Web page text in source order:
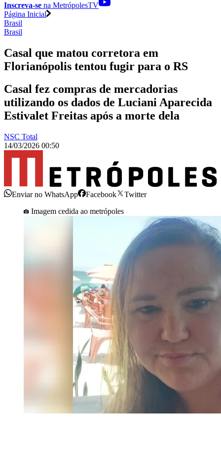
Inscreva-se na MetrópolesTV
Página Inicial
Brasil
Brasil
Casal que matou corretora em
Florianópolis tentou fugir para o RS
Casal fez compras de mercadorias
utilizando os dados de Luciani Aparecida
Estivalet Freitas após a morte dela
NSC Total
14/03/2026 00:50
Enviar no WhatsApp Facebook
Twitter
Imagem cedida ao metrópoles